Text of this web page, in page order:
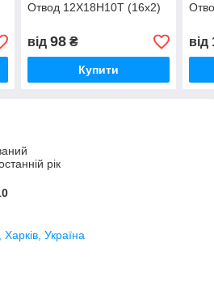
Отвод 12Х18Н10Т (16х2)
від 98₴
Купити
від
рік
Україна